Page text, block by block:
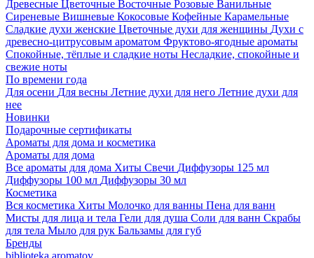
Древесные Цветочные Восточные Розовые Ванильные
Сиреневые Вишневые Кокосовые Кофейные Карамельные
Сладкие духи женские Цветочные духи для женщины Духи с
древесно-цитрусовым ароматом Фруктово-ягодные ароматы
Спокойные, тёплые и сладкие ноты Несладкие, спокойные и
свежие ноты
По времени года
Для осени Для весны Летние духи для него Летние духи для
нее
Новинки
Подарочные сертификаты
Ароматы для дома и косметика
Ароматы для дома
Все ароматы для дома Хиты Свечи Диффузоры 125 мл
Диффузоры 100 мл Диффузоры 30 мл
Косметика
Вся косметика Хиты Молочко для ванны Пена для ванн
Мисты для лица и тела Гели для душа Соли для ванн Скрабы
для тела Мыло для рук Бальзамы для губ
Бренды
biblioteka aromatov